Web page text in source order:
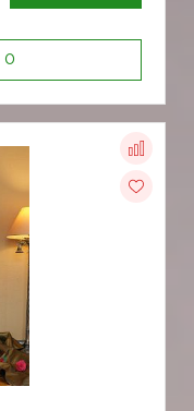
0